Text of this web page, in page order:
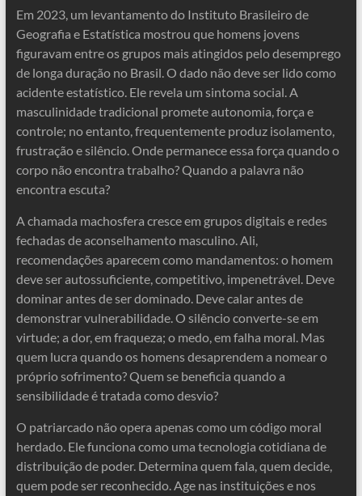
Em 2023, um levantamento do Instituto Brasileiro de
Geografia e Estatística mostrou que homens jovens
figuravam entre os grupos mais atingidos pelo desemprego
de longa duração no Brasil. O dado não deve ser lido como
acidente estatístico. Ele revela um sintoma social. A
masculinidade tradicional promete autonomia, força e
controle; no entanto, frequentemente produz isolamento,
frustração e silêncio. Onde permanece essa força quando o
corpo não encontra trabalho? Quando a palavra não
encontra escuta?
A chamada machosfera cresce em grupos digitais e redes
fechadas de aconselhamento masculino. Ali,
recomendações aparecem como mandamentos: o homem
deve ser autossuficiente, competitivo, impenetrável. Deve
dominar antes de ser dominado. Deve calar antes de
demonstrar vulnerabilidade. O silêncio converte-se em
virtude; a dor, em fraqueza; o medo, em falha moral. Mas
quem lucra quando os homens desaprendem a nomear o
próprio sofrimento? Quem se beneficia quando a
sensibilidade é tratada como desvio?
O patriarcado não opera apenas como um código moral
herdado. Ele funciona como uma tecnologia cotidiana de
distribuição de poder. Determina quem fala, quem decide,
quem pode ser reconhecido. Age nas instituições e nos